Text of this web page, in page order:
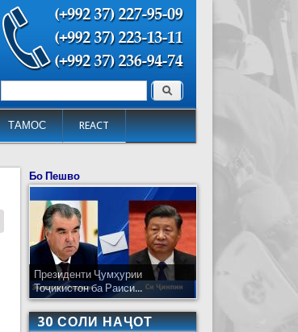
ТАМОС REACT
Форма поиска Поиск
Бо Пешво
Президенти Ҷумҳурии
Тоҷикистон ба Раиси...
30 СОЛИ НАҶОТ